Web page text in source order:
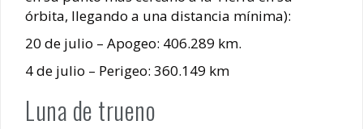
órbita, llegando a una distancia mínima):
20 de julio – Apogeo: 406.289 km.
4 de julio – Perigeo: 360.149 km
Luna de trueno